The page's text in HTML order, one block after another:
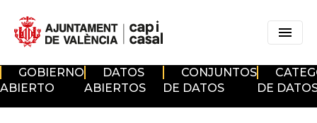
GOBIERNO
ABIERTO
DATOS
ABIERTOS
CONJUNTOS
DE DATOS
DE